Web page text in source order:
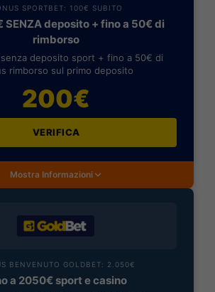
SPORTBET: 100€ SUBITO
SENZA deposito + fino a 50€ di
rimborso
deposito sport + fino a 50€ di
rimborso sul primo deposito
200€
VERIFICA
Mostra Informazioni
BENVENUTO GOLDBET: 2.050€
a 2050€ sport e casino